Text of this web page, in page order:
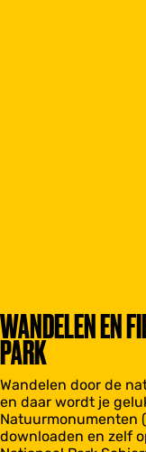
WANDELEN EN
PARK
Wandelen door de
en daar wordt je
Natuurmonumenten
downloaden en zelf